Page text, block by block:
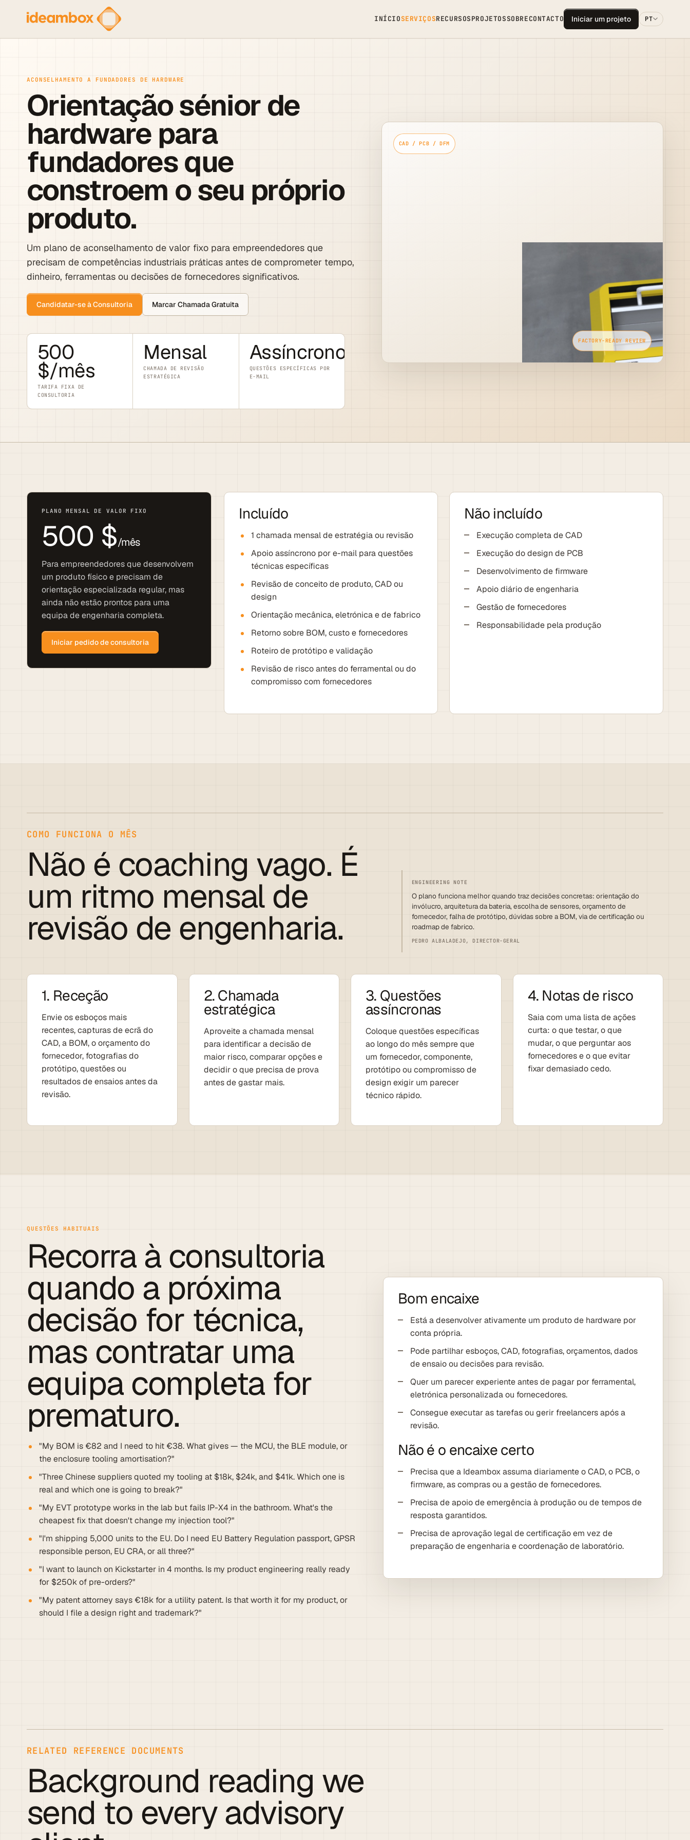
INÍCIOSERVIÇOSRECURSOSPROJETOSSOBRECONTACTO Iniciar um projeto PT
ACONSELHAMENTO A FUNDADORES DE HARDWARE
Orientação sénior de
hardware para
fundadores que
constroem o seu próprio
produto.
Um plano de aconselhamento de valor fixo para empreendedores que
precisam de competências industriais práticas antes de comprometer tempo,
dinheiro, ferramentas ou decisões de fornecedores significativos.
Candidatar-se à Consultoria Marcar Chamada Gratuita
500
$/mês
TARIFA FIXA DE
CONSULTORIA
Mensal
CHAMADA DE REVISÃO
ESTRATÉGICA
Assíncrono
QUESTÕES ESPECÍFICAS POR
E-MAIL
PLANO MENSAL DE VALOR FIXO
500 $/mês
Para empreendedores que desenvolvem
um produto físico e precisam de
orientação especializada regular, mas
ainda não estão prontos para uma
equipa de engenharia completa.
Iniciar pedido de consultoria
Incluído
1 chamada mensal de estratégia ou revisão
Apoio assíncrono por e-mail para questões
técnicas específicas
Revisão de conceito de produto, CAD ou
design
Orientação mecânica, eletrónica e de fabrico
Retorno sobre BOM, custo e fornecedores
Roteiro de protótipo e validação
Revisão de risco antes do ferramental ou do
compromisso com fornecedores
Não incluído
Execução completa de CAD
Execução do design de PCB
Desenvolvimento de firmware
Apoio diário de engenharia
Gestão de fornecedores
Responsabilidade pela produção
COMO FUNCIONA O MÊS
Não é coaching vago. É
um ritmo mensal de
revisão de engenharia.
O plano funciona melhor quando traz decisões concretas: orientação do
invólucro, arquitetura da bateria, escolha de sensores, orçamento de
fornecedor, falha de protótipo, dúvidas sobre a BOM, via de certificação ou
roadmap de fabrico.
PEDRO ALBALADEJO, DIRECTOR-GERAL
1. Receção
Envie os esboços mais
recentes, capturas de ecrã do
CAD, a BOM, o orçamento do
fornecedor, fotografias do
protótipo, questões ou
resultados de ensaios antes da
revisão.
2. Chamada
estratégica
Aproveite a chamada mensal
para identificar a decisão de
maior risco, comparar opções e
decidir o que precisa de prova
antes de gastar mais.
3. Questões
assíncronas
Coloque questões específicas
ao longo do mês sempre que
um fornecedor, componente,
protótipo ou compromisso de
design exigir um parecer
técnico rápido.
4. Notas de risco
Saia com uma lista de ações
curta: o que testar, o que
mudar, o que perguntar aos
fornecedores e o que evitar
fixar demasiado cedo.
QUESTÕES HABITUAIS
Recorra à consultoria
quando a próxima
decisão for técnica,
mas contratar uma
equipa completa for
prematuro.
"My BOM is €82 and I need to hit €38. What gives — the MCU, the BLE module, or
the enclosure tooling amortisation?"
"Three Chinese suppliers quoted my tooling at $18k, $24k, and $41k. Which one is
real and which one is going to break?"
"My EVT prototype works in the lab but fails IP-X4 in the bathroom. What's the
cheapest fix that doesn't change my injection tool?"
"I'm shipping 5,000 units to the EU. Do I need EU Battery Regulation passport, GPSR
responsible person, EU CRA, or all three?"
"I want to launch on Kickstarter in 4 months. Is my product engineering really ready
for $250k of pre-orders?"
"My patent attorney says €18k for a utility patent. Is that worth it for my product, or
should I file a design right and trademark?"
Bom encaixe
Está a desenvolver ativamente um produto de hardware por
conta própria.
Pode partilhar esboços, CAD, fotografias, orçamentos, dados
de ensaio ou decisões para revisão.
Quer um parecer experiente antes de pagar por ferramental,
eletrónica personalizada ou fornecedores.
Consegue executar as tarefas ou gerir freelancers após a
revisão.
Não é o encaixe certo
Precisa que a Ideambox assuma diariamente o CAD, o PCB, o
firmware, as compras ou a gestão de fornecedores.
Precisa de apoio de emergência à produção ou de tempos de
resposta garantidos.
Precisa de aprovação legal de certificação em vez de
preparação de engenharia e coordenação de laboratório.
RELATED REFERENCE DOCUMENTS
Background reading we
send to every advisory